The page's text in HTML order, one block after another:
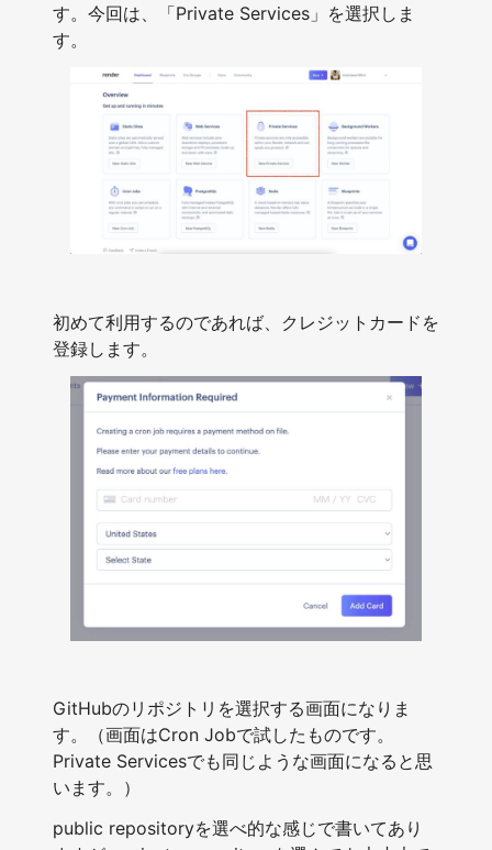
す。今回は、「Private Services」を選択しま
す。
初めて利用するのであれば、クレジットカードを
登録します。
GitHubのリポジトリを選択する画面になりま
す。（画面はCron Jobで試したものです。
Private Servicesでも同じような画面になると思
います。）
public repositoryを選べ的な感じで書いてあり